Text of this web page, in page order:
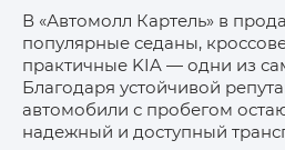
В «Автомолл Картель» в
популярные седаны,
практичные KIA — одни из
Благодаря устойчивой
автомобили с пробегом
надежный и доступный